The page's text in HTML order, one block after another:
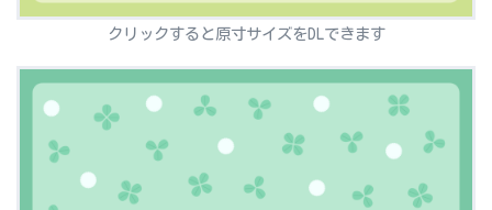
クリックすると原寸サイズをDLできます